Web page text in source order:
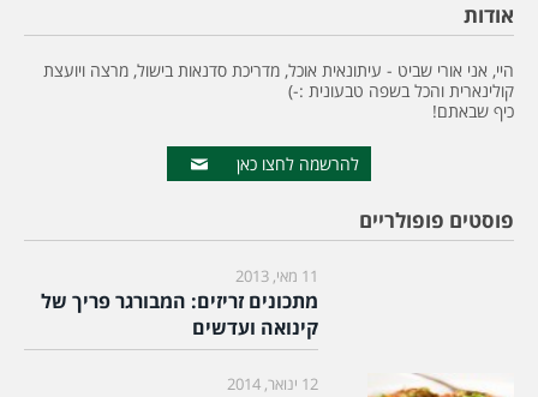
אודות
היי, אני אורי שביט - עיתונאית אוכל, מדריכת סדנאות בישול, מרצה ויועצת
קולינארית והכל בשפה טבעונית :-)
כיף שבאתם!
להרשמה לחצו כאן
פוסטים פופולריים
11 מאי, 2013
מתכונים זריזים: המבורגר פריך של
קינואה ועדשים
12 ינואר, 2014